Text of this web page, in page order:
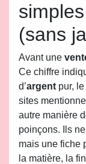
(sans
Avant une
Ce chiffre
d’argent pur,
sites
autre manière
poinçons. Ils
mais une fiche
la matière, la